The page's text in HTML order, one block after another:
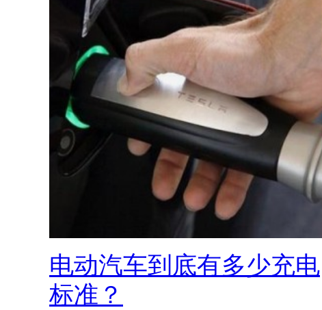
电动汽车到底有多少充电
标准？